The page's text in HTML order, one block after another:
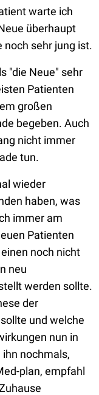
warte ich
überhaupt
sehr jung ist.
"die Neue" sehr
Patienten
großen
begeben. Auch
nicht immer
tun.
wieder
haben, was
immer am
Patienten
noch nicht
neu
werden sollte.
der
und welche
nun in
nochmals,
plan, empfahl